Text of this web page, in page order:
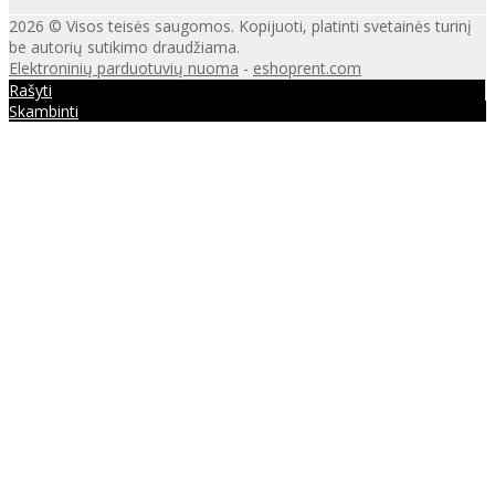
2026 © Visos teisės saugomos. Kopijuoti, platinti svetainės turinį
be autorių sutikimo draudžiama.
Elektroninių parduotuvių nuoma - eshoprent.com
Rašyti
Skambinti